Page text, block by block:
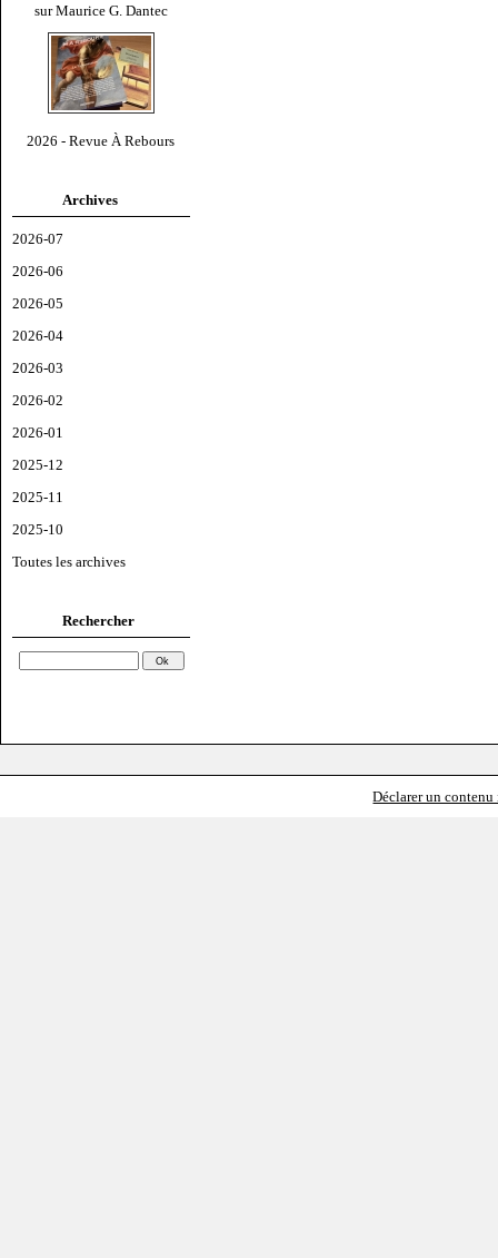
sur Maurice G. Dantec
2026 - Revue À Rebours
Archives
2026-07
2026-06
2026-05
2026-04
2026-03
2026-02
2026-01
2025-12
2025-11
2025-10
Toutes les archives
Rechercher
Déclarer un